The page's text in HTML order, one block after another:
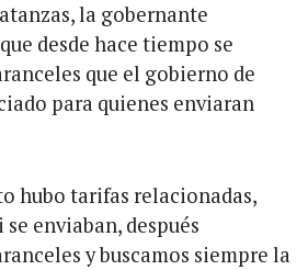
la gobernante
desde hace tiempo se
que el gobierno de
para quienes enviaran
hubo tarifas relacionadas,
enviaban, después
y buscamos siempre la